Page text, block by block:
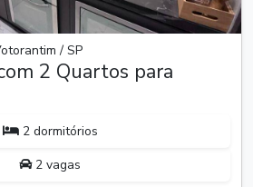
/ SP
2 Quartos para
2 dormitórios
2 vagas